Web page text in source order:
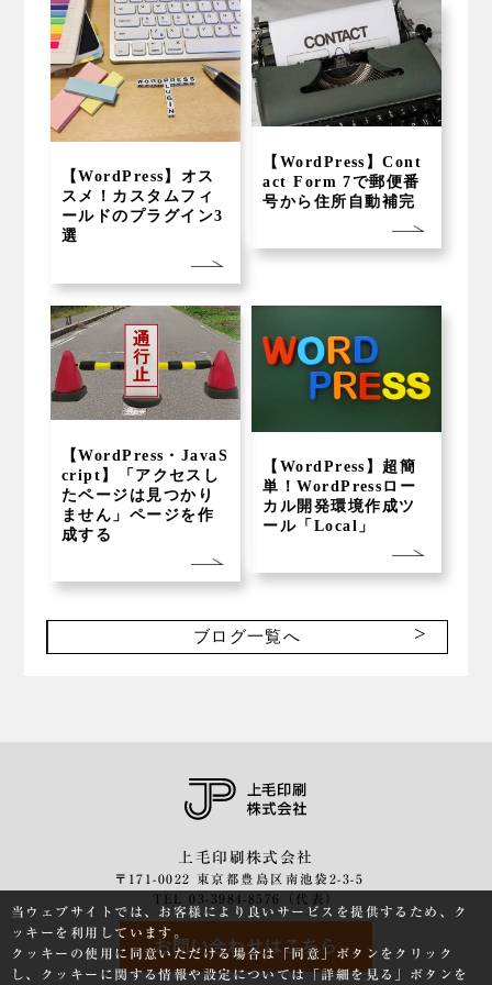
【WordPress】オス
スメ！カスタムフィ
ールドのプラグイン3
選
【WordPress】Cont
act Form 7で郵便番
号から住所自動補完
【WordPress・JavaS
cript】「アクセスし
たページは見つかり
ません」ページを作
成する
【WordPress】超簡
単！WordPressロー
カル開発環境作成ツ
ール「Local」
ブログ一覧へ
上毛印刷株式会社
〒171-0022 東京都豊島区南池袋2-3-5
TEL 03-3984-8576（代表）
お問い合わせはこちら
当ウェブサイトでは、お客様により良いサービスを提供するため、ク
ッキーを利用しています。
クッキーの使用に同意いただける場合は「同意」ボタンをクリック
し、クッキーに関する情報や設定については「詳細を見る」ボタンを